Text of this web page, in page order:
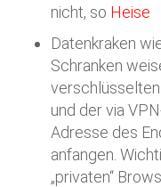
nicht, so Heise
Datenkraken
Schranken
verschlüsselten
und der via
Adresse des
anfangen.
„privaten“